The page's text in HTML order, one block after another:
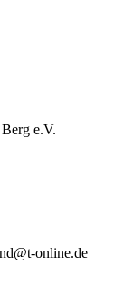
e.V.
online.de